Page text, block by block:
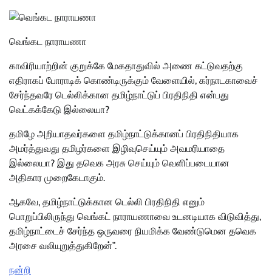
வெங்கட நாராயணா
காவிரியாற்றின் குறுக்கே மேகதாதுவில் அணை கட்டுவதற்கு
எதிராகப் போராடிக் கொண்டிருக்கும் வேளையில், கர்நாடகாவைச்
சேர்ந்தவரே டெல்லிக்கான தமிழ்நாட்டுப் பிரதிநிதி என்பது
வெட்கக்கேடு இல்லையா?
தமிழே அறியாதவர்களை தமிழ்நாட்டுக்கானப் பிரதிநிதியாக
அமர்த்துவது தமிழர்களை இழிவுசெய்யும் அவமரியாதை
இல்லையா? இது தவெக அரசு செய்யும் வெளிப்படையான
அதிகார முறைகேடாகும்.
ஆகவே, தமிழ்நாட்டுக்கான டெல்லி பிரதிநிதி எனும்
பொறுப்பிலிருந்து வெங்கட் நாராயணாவை உடனடியாக விடுவித்து,
தமிழ்நாட்டைச் சேர்ந்த ஒருவரை நியமிக்க வேண்டுமென தவெக
அரசை வலியுறுத்துகிறேன்”.
நன்றி